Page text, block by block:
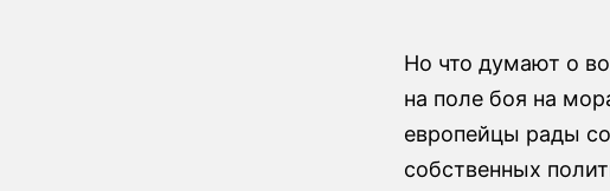
Но что думают о
на поле боя на
европейцы рады
собственных